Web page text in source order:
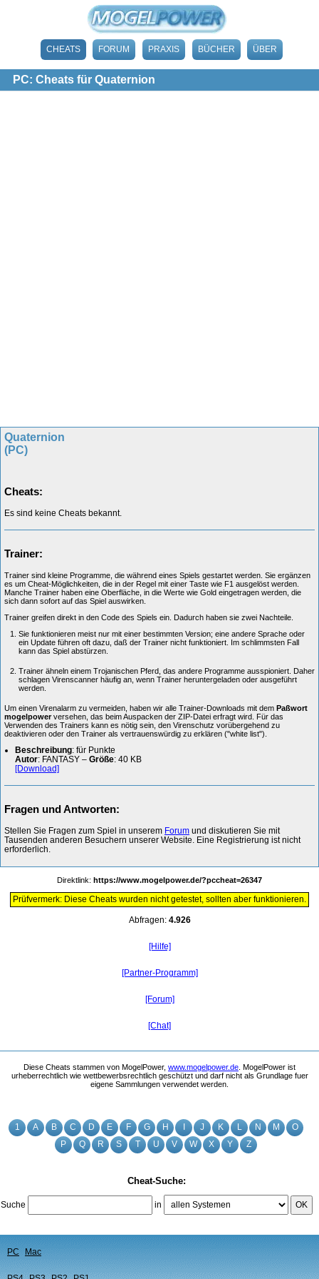
CHEATS FORUM PRAXIS BÜCHER ÜBER
PC: Cheats für Quaternion
1 A B C D E F G H J K L N M
O
P
Q R S T U V W X Y Z
Cheat-Suche:
Suche in OK
PC Mac
Quaternion
(PC)
Cheats:
Es sind keine Cheats bekannt.
Trainer:
Trainer sind kleine Programme, die während eines Spiels gestartet werden. Sie ergänzen
es um Cheat-Möglichkeiten, die in der Regel mit einer Taste wie F1 ausgelöst werden.
Manche Trainer haben eine Oberfläche, in die Werte wie Gold eingetragen werden, die
sich dann sofort auf das Spiel auswirken.
Trainer greifen direkt in den Code des Spiels ein. Dadurch haben sie zwei Nachteile.
Sie funktionieren meist nur mit einer bestimmten Version; eine andere Sprache oder
ein Update führen oft dazu, daß der Trainer nicht funktioniert. Im schlimmsten Fall
kann das Spiel abstürzen.
Trainer ähneln einem Trojanischen Pferd, das andere Programme ausspioniert. Daher
schlagen Virenscanner häufig an, wenn Trainer heruntergeladen oder ausgeführt
werden.
Um einen Virenalarm zu vermeiden, haben wir alle Trainer-Downloads mit dem Paßwort
mogelpowerversehen, das beim Auspacken der ZIP-Datei erfragt wird. Für das
Verwenden des Trainers kann es nötig sein, den Virenschutz vorübergehend zu
deaktivieren oder den Trainer als vertrauenswürdig zu erklären ("white list").
Beschreibung: für Punkte
Autor: FANTASY – Größe: 40 KB
[Download]
Fragen und Antworten:
Stellen Sie Fragen zum Spiel in unserem Forum und diskutieren Sie mit
Tausenden anderen Besuchern unserer Website. Eine Registrierung ist nicht
erforderlich.
Direktlink: https://www.mogelpower.de/?pccheat=26347
Prüfvermerk: Diese Cheats wurden nicht getestet, sollten aber funktionieren.
Abfragen: 4.926
[Hilfe]
[Partner-Programm]
[Forum]
[Chat]
Diese Cheats stammen von MogelPower, www.mogelpower.de . MogelPower ist
urheberrechtlich wie wettbewerbsrechtlich geschützt und darf nicht als Grundlage fuer
eigene Sammlungen verwendet werden.